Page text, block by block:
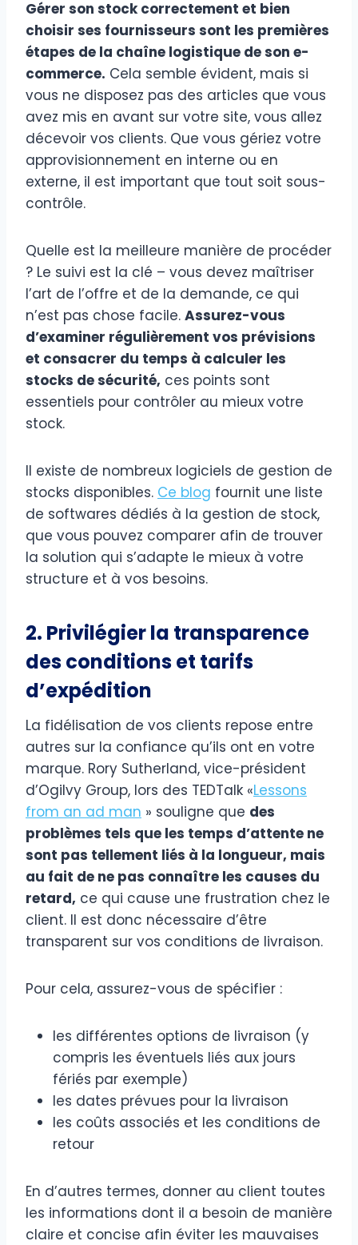
Gérer son stock correctement et bien
choisir ses fournisseurs sont les premières
étapes de la chaîne logistique de son e-
commerce. Cela semble évident, mais si
vous ne disposez pas des articles que vous
avez mis en avant sur votre site, vous allez
décevoir vos clients. Que vous gériez votre
approvisionnement en interne ou en
externe, il est important que tout soit sous-
contrôle.
Quelle est la meilleure manière de procéder
? Le suivi est la clé – vous devez maîtriser
l’art de l’offre et de la demande, ce qui
n’est pas chose facile. Assurez-vous
d’examiner régulièrement vos prévisions
et consacrer du temps à calculer les
stocks de sécurité, ces points sont
essentiels pour contrôler au mieux votre
stock.
Il existe de nombreux logiciels de gestion de
stocks disponibles. Ce blog fournit une liste
de softwares dédiés à la gestion de stock,
que vous pouvez comparer afin de trouver
la solution qui s’adapte le mieux à votre
structure et à vos besoins.
2. Privilégier la transparence
des conditions et tarifs
d’expédition
La fidélisation de vos clients repose entre
autres sur la confiance qu’ils ont en votre
marque. Rory Sutherland, vice-président
d’Ogilvy Group, lors des TEDTalk «Lessons
from an ad man » souligne que des
problèmes tels que les temps d’attente ne
sont pas tellement liés à la longueur, mais
au fait de ne pas connaître les causes du
retard, ce qui cause une frustration chez le
client. Il est donc nécessaire d’être
transparent sur vos conditions de livraison.
Pour cela, assurez-vous de spécifier :
les différentes options de livraison (y
compris les éventuels liés aux jours
fériés par exemple)
les dates prévues pour la livraison
les coûts associés et les conditions de
retour
En d’autres termes, donner au client toutes
les informations dont il a besoin de manière
claire et concise afin éviter les mauvaises